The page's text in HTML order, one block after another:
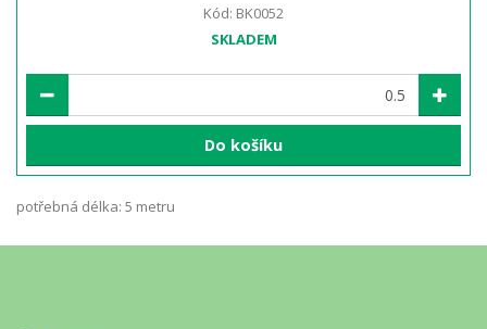
Kód: BK0052
SKLADEM
Do košíku
potřebná délka: 5 metru